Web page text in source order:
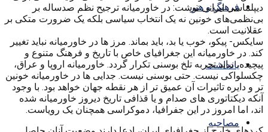
فرهنگ و هنر
یادداشت
مصاحبه
دیپلماسی ایرانی نوشت: در خاورمیانه ترجیح نظم صدساله بر
بی‌نظمی‌های خونین نه یک انتخاب سیاسی بلکه یک ضرورت متکی بر
عقلانیت است.
سایکس- پیکو، خوب یا بد، باید بماند. مرز ها در خاورمیانه نباید تغییر
کند. در خاورمیانه این جغرافیای خاص با تاریخ و فرهنگ متنوع و
پیچیده، نباید تجربه تلخ بوسنی تکرار گردد. خاورمیانه اروپا و عراق،
چکسلواکی نیست. حتی بوسنی نیست. جدایی ها در خاورمیانه خونین
تر و دایره تاثیرات آن عمیق تر از هر نقطه جهان خواهد بود. با وجود
آنکه دیکتاتوری های صدام و یا قذافی تاریخ دیروز خاورمیانه شده
اند، اما امروز در این جفرافیا، دموکراسی همچنان یک رویاست.